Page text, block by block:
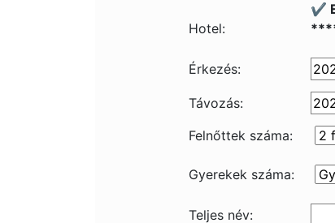
Hotel:
✔️
Érkezés:
Távozás:
Felnőttek száma:
Gyerekek száma:
Teljes név: